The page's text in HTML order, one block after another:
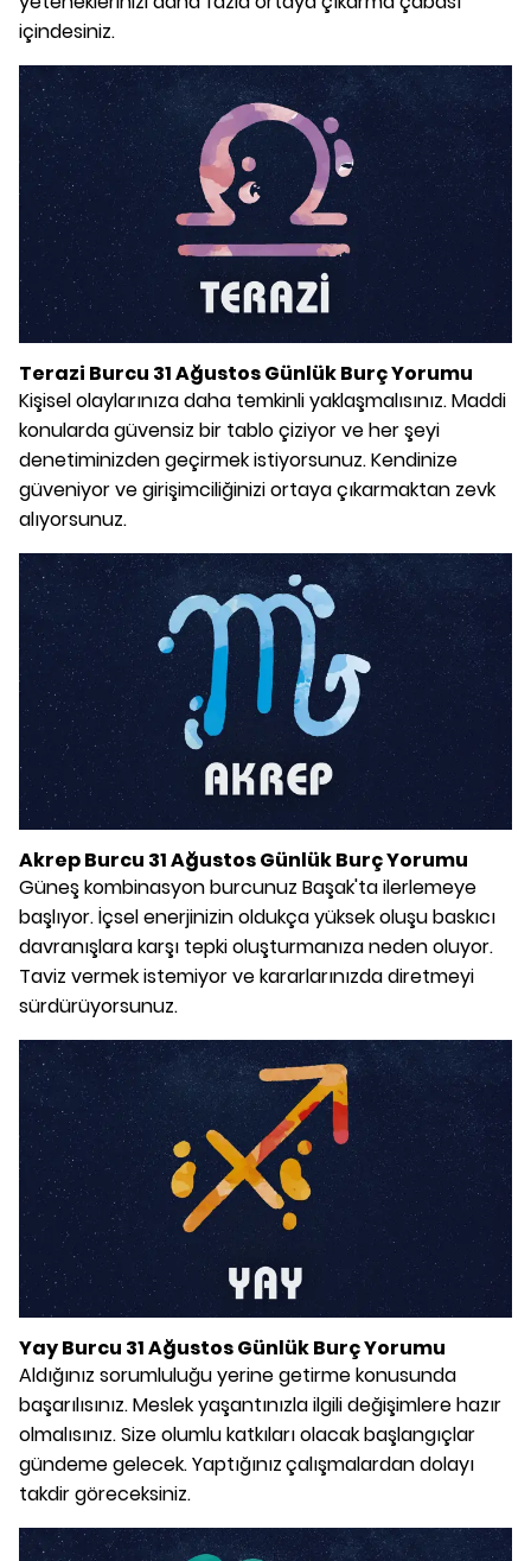
içindesiniz.
Terazi Burcu 31 Ağustos Günlük Burç Yorumu
Kişisel olaylarınıza daha temkinli yaklaşmalısınız. Maddi
konularda güvensiz bir tablo çiziyor ve her şeyi
denetiminizden geçirmek istiyorsunuz. Kendinize
güveniyor ve girişimciliğinizi ortaya çıkarmaktan zevk
alıyorsunuz.
Akrep Burcu 31 Ağustos Günlük Burç Yorumu
Güneş kombinasyon burcunuz Başak'ta ilerlemeye
başlıyor. İçsel enerjinizin oldukça yüksek oluşu baskıcı
davranışlara karşı tepki oluşturmanıza neden oluyor.
Taviz vermek istemiyor ve kararlarınızda diretmeyi
sürdürüyorsunuz.
Yay Burcu 31 Ağustos Günlük Burç Yorumu
Aldığınız sorumluluğu yerine getirme konusunda
başarılısınız. Meslek yaşantınızla ilgili değişimlere hazır
olmalısınız. Size olumlu katkıları olacak başlangıçlar
gündeme gelecek. Yaptığınızçalışmalardan dolayı
takdir göreceksiniz.